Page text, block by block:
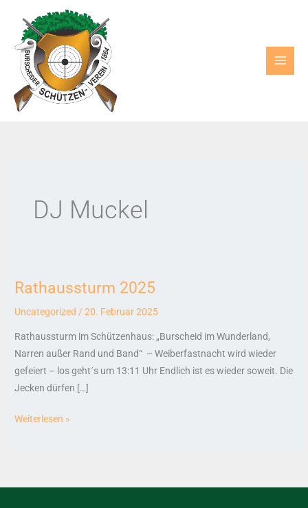
Inhalt
springen
DJ Muckel
Rathaussturm 2025
Uncategorized /20. Februar 2025
Rathaussturm im Schützenhaus: „Burscheid im Wunderland,
Narren außer Rand und Band“ – Weiberfastnacht wird wieder
gefeiert – los geht´s um 13:11 Uhr Endlich ist es wieder soweit. Die
Jecken dürfen […]
Rathaussturm
Weiterlesen »